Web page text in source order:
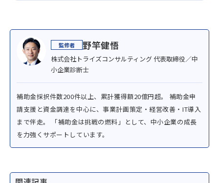
野竿健悟
株式会社トライズコンサルティング 代表取締役／中
小企業診断士
補助金採択件数200件以上、累計獲得額20億円超。 補助金申
請支援と資金調達を中心に、事業計画策定・経営改善・IT導入
まで伴走。 「補助金は挑戦の燃料」として、中小企業の成長
を力強くサポートしています。